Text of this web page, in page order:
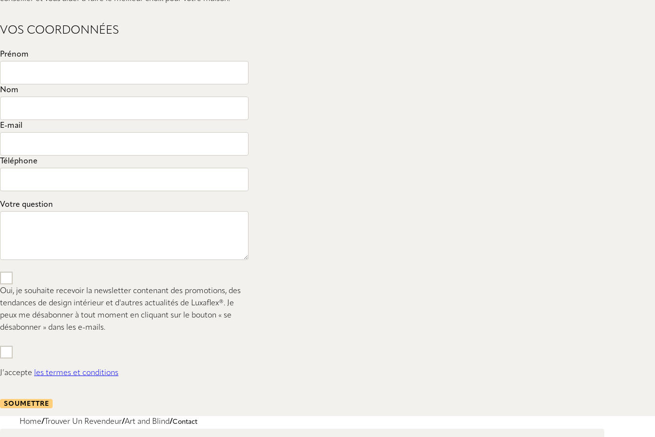
VOS COORDONNÉES
Prénom
Nom
E-mail
Téléphone
Votre question
Oui, je souhaite recevoir la newsletter contenant des promotions, des
tendances de design intérieur et d'autres actualités de Luxaflex®. Je
peux me désabonner à tout moment en cliquant sur le bouton « se
désabonner » dans les e-mails.
J’accepte les termes et conditions
SOUMETTRE
Home Trouver Un Revendeur Art and Blind Contact